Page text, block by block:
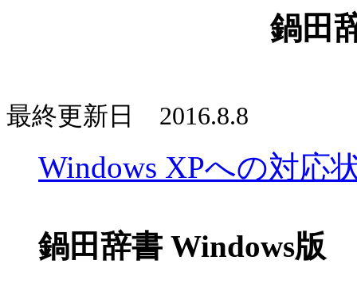
鍋田
最終更新日 2016.8.8
Windows XPへの対応
鍋田辞書 Windows版